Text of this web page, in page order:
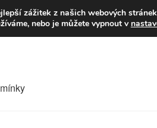
zážitek z našich webových
nebo je můžete vypnout v